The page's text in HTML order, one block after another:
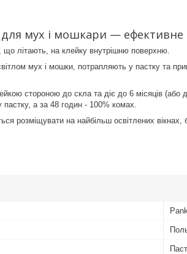
для мух і мошкари — ефективне
що літають, на клейку внутрішню поверхню.
мух і мошки, потрапляють у пастку та
стороною до скла та діє до 6 місяців
а за 48 годин - 100% комах.
розміщувати на найбільш освітлених